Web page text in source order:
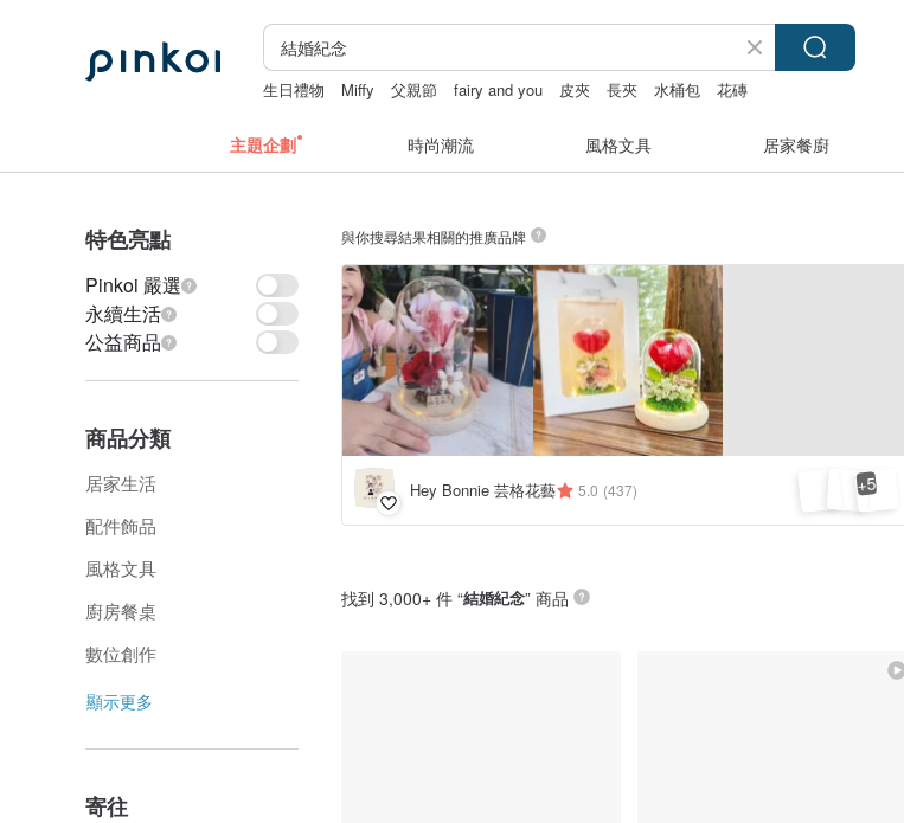
生日禮物 Miffy 父親節 fairy and you 皮夾 長夾 水桶包 花磚
主題企劃 時尚潮流 風格文具 居家餐廚
特色亮點
Pinkoi 嚴選
永續生活
公益商品
商品分類
居家生活
配件飾品
風格文具
廚房餐桌
數位創作
顯示更多
寄往
與你搜尋結果相關的推廣品牌
Hey Bonnie 芸格花藝 5.0 (437) +5
找到 3,000+ 件 “結婚紀念” 商品